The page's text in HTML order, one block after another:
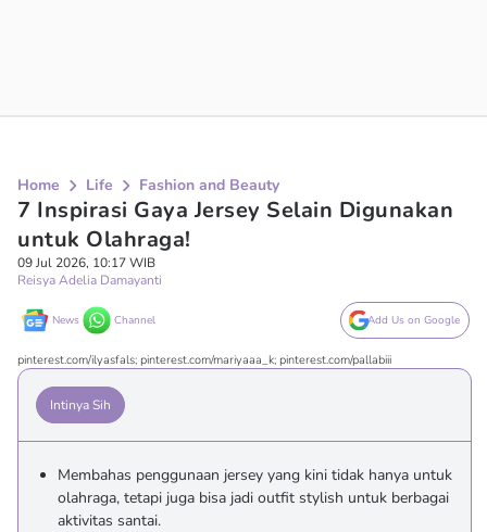
Home Life Fashion and Beauty
7 Inspirasi Gaya Jersey Selain Digunakan
untuk Olahraga!
09 Jul 2026, 10:17 WIB
Reisya Adelia Damayanti
News Channel Add Us on Google
pinterest.com/ilyasfals; pinterest.com/mariyaaa_k; pinterest.com/pallabiii
Intinya Sih
Membahas penggunaan jersey yang kini tidak hanya untuk
olahraga, tetapi juga bisa jadi outfit stylish untuk berbagai
aktivitas santai.